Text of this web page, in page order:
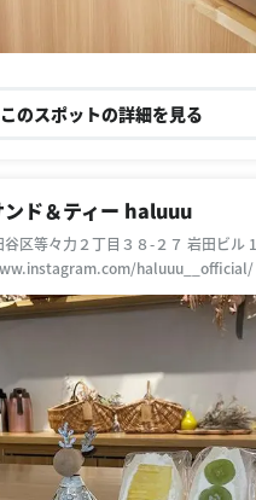
このスポットの詳細を見る
ンド＆ティー haluuu
区等々力２丁目３８-２７ 岩田ビル
haluuu__official/